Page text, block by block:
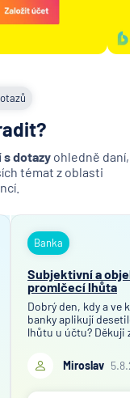
s dotazy ohledně daní,
témat z oblasti
Banka
Subjektivní a
promlčecí lhůta
Dobrý den, kdy a ve
banky aplikují
lhůtu u účtu? Děkuji
Miroslav